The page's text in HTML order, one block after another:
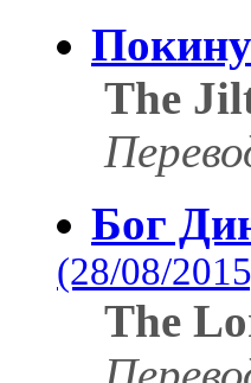
The
Бог
(28/08/
The